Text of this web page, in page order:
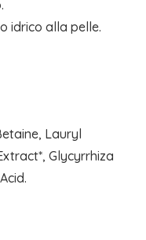
idrico alla pelle.
Lauryl
Glycyrrhiza